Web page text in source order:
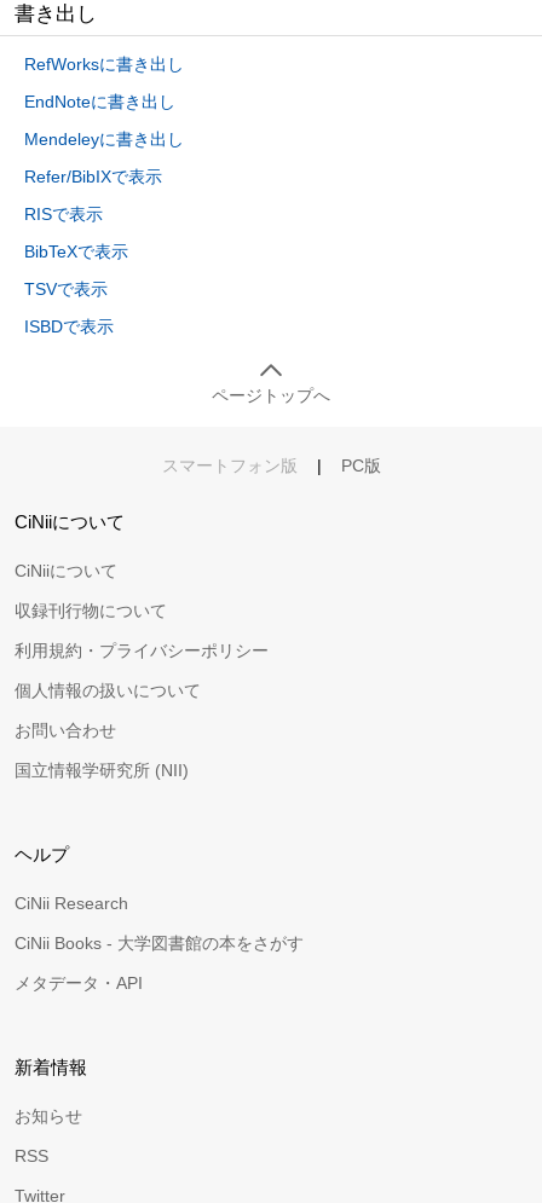
書き出し
RefWorksに書き出し
EndNoteに書き出し
Mendeleyに書き出し
Refer/BibIXで表示
RISで表示
BibTeXで表示
TSVで表示
ISBDで表示
ページトップへ
スマートフォン版 | PC版
CiNiiについて
CiNiiについて
収録刊行物について
利用規約・プライバシーポリシー
個人情報の扱いについて
お問い合わせ
国立情報学研究所 (NII)
ヘルプ
CiNii Research
CiNii Books - 大学図書館の本をさがす
メタデータ・API
新着情報
お知らせ
RSS
Twitter